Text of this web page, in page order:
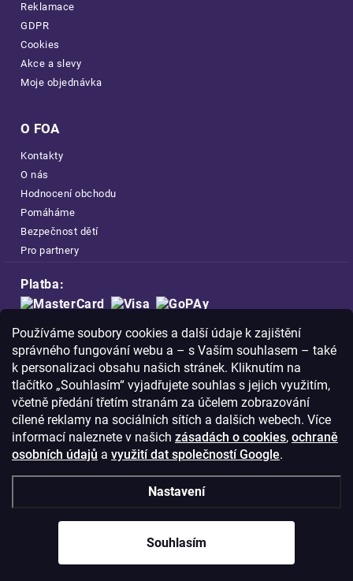
Používáme soubory cookies a další údaje k zajištění
správného fungování webu a – s Vaším souhlasem – také
k personalizaci obsahu našich stránek. Kliknutím na
tlačítko „Souhlasím“ vyjadřujete souhlas s jejich využitím,
včetně předání třetím stranám za účelem zobrazování
cílené reklamy na sociálních sítích a dalších webech. Více
informací naleznete v našich zásadách o cookies, ochraně
osobních údajů a využití dat společností Google.
Nastavení
Souhlasím
Reklamace
GDPR
Cookies
Akce a slevy
Moje objednávka
O FOA
Kontakty
O nás
Hodnocení obchodu
Pomáháme
Bezpečnost dětí
Pro partnery
Platba:
Doprava:
Nakupujte na FOA bezpečně a bez obav.
Díky HTTPS protokolu jsou Vaše citlivá
data v naprostém bezpečí.
© Copyright2026Westlogic s.r.o.,
IČO: 28637372